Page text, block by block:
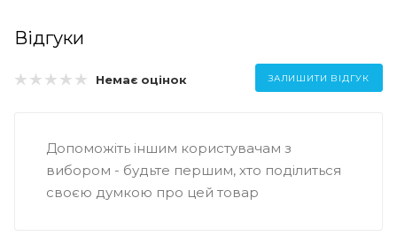
Відгуки
Немає оцінок ЗАЛИШИТИ ВІДГУК
Допоможіть іншим користувачам з
вибором - будьте першим, хто поділиться
своєю думкою про цей товар